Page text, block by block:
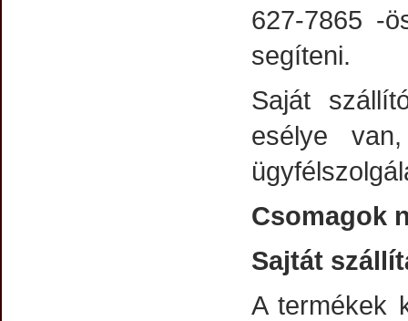
627-7865 -
segíteni.
Saját
esélye
Csomagok
Sajtát
A termékek